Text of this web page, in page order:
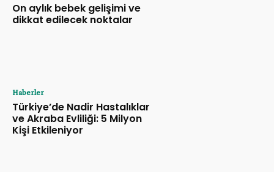
On aylık bebek gelişimi ve
dikkat edilecek noktalar
Haberler
Türkiye’de Nadir Hastalıklar
ve Akraba Evliliği: 5 Milyon
Kişi Etkileniyor